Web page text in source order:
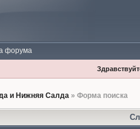
форума
и Нижняя Салда» Форма поиска